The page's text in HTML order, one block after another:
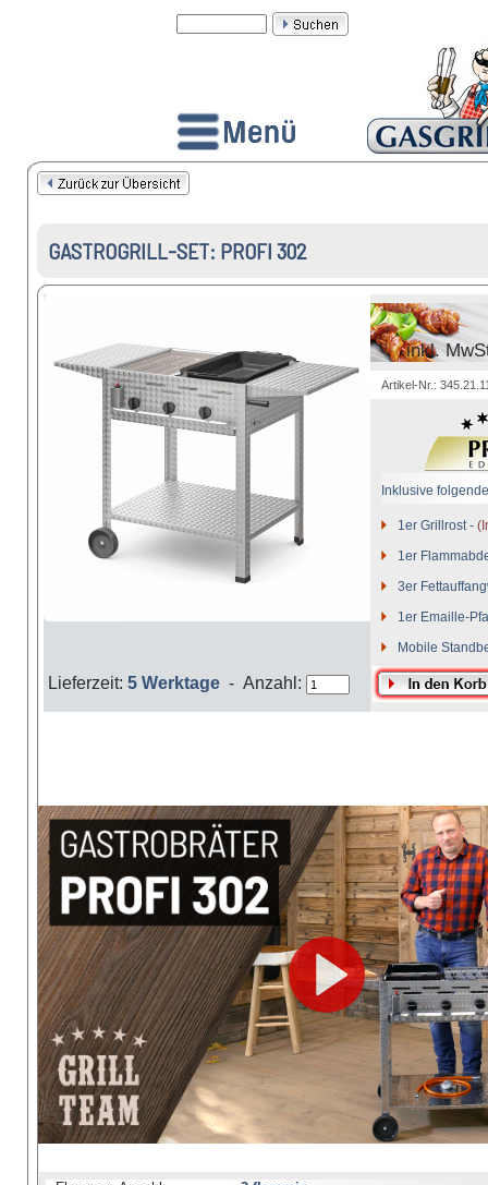
GASTROGRILL-SET: PROFI 302
Lieferzeit: 5 Werktage - Anzahl:
inkl.
Artikel-Nr.:
Inklusive
1er Grillrost -
1er
3er
1er Emaille-
Mobile
2